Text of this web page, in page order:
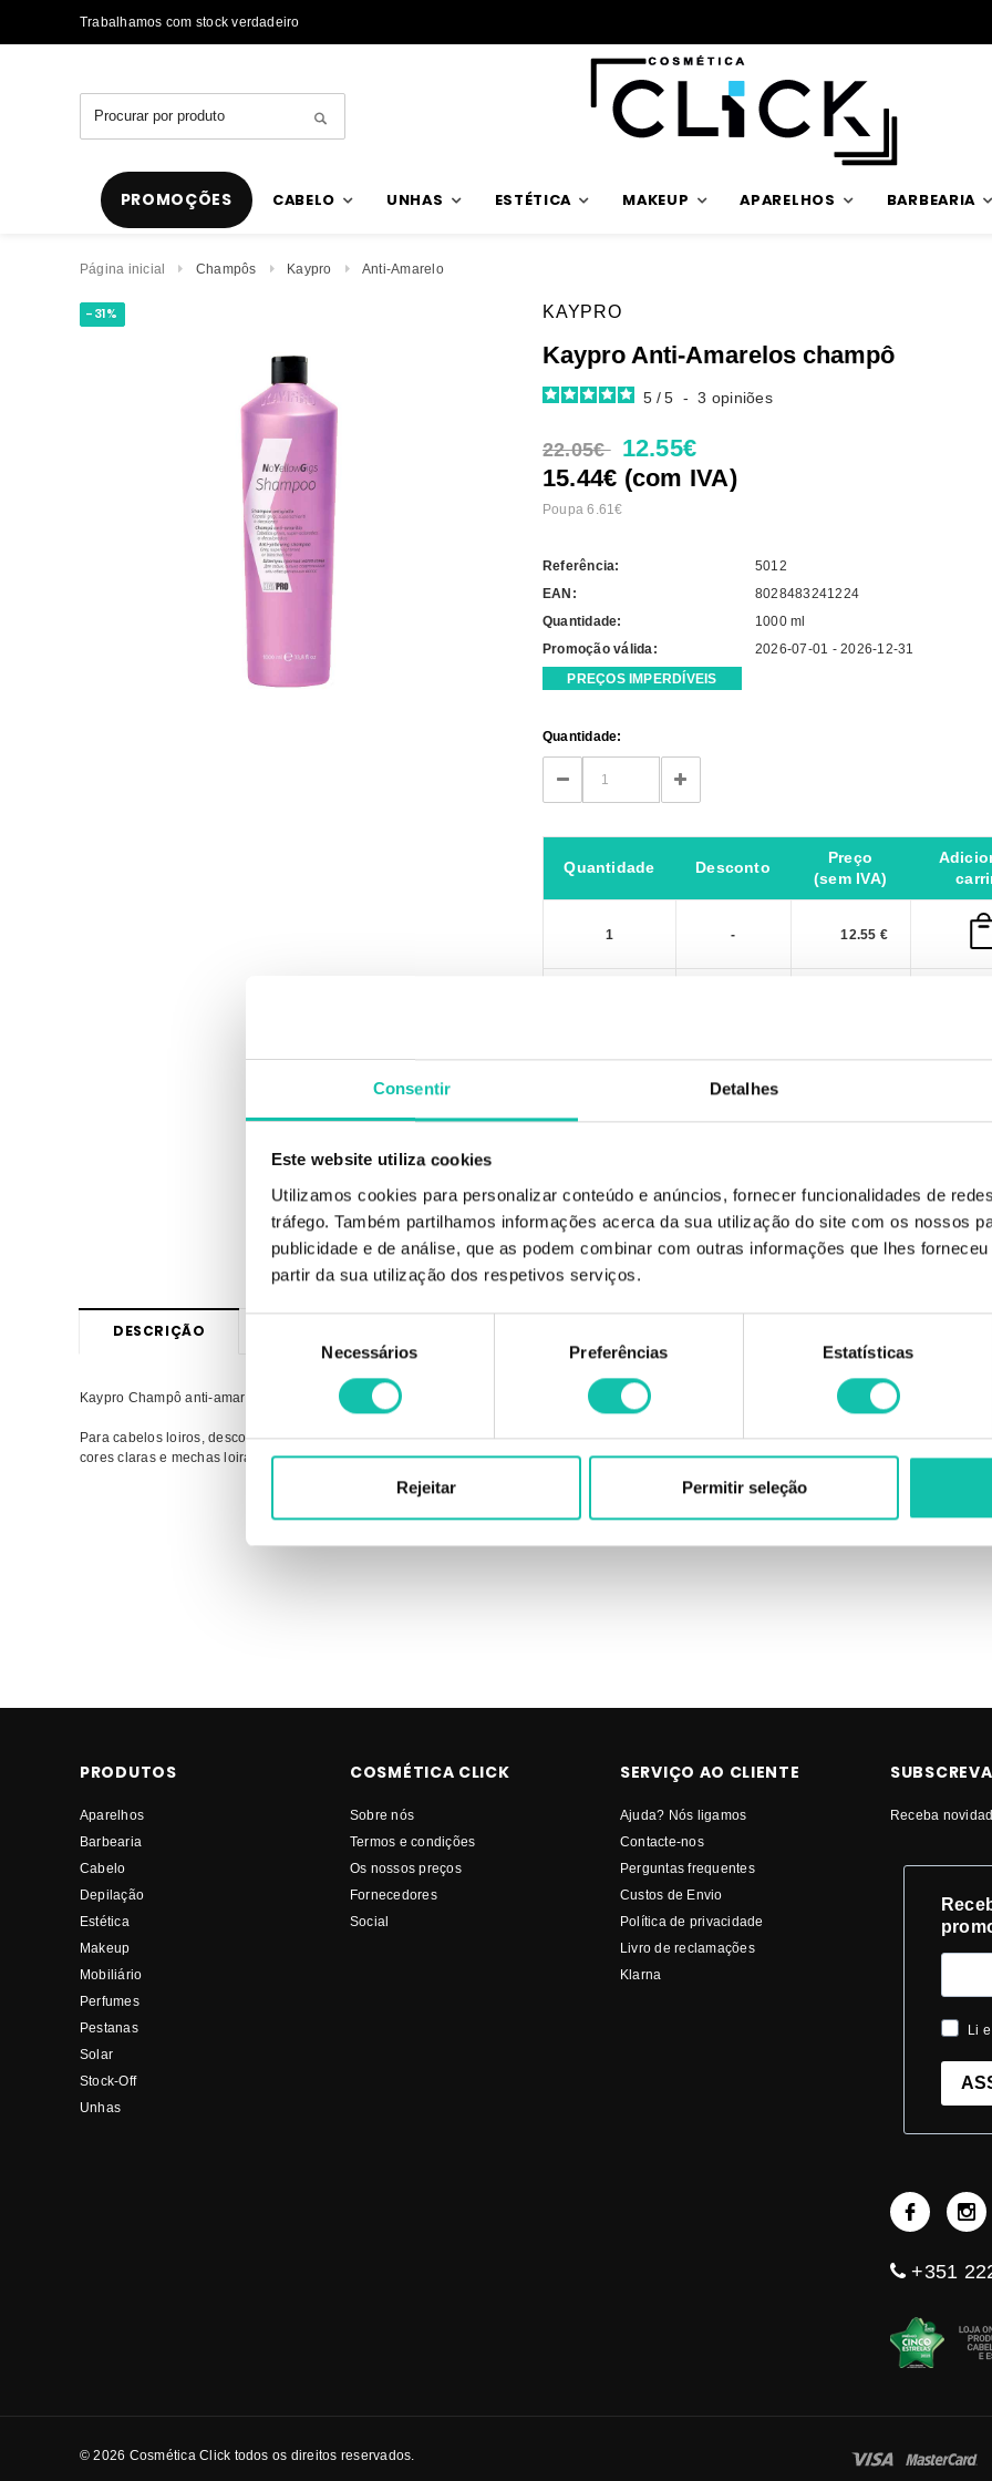
Consentir Detalhes
Este website utiliza cookies
Utilizamos cookies para personalizar conteúdo e anúncios, fornecer funcionalidades de
tráfego. Também partilhamos informações acerca da sua utilização do site com os nossos
publicidade e de análise, que as podem combinar com outras informações que lhes
partir da sua utilização dos respetivos serviços.
consentimento
Necessários Preferências Estatísticas
Rejeitar Permitir seleção
Trabalhamos com stock verdadeiro
PROMOÇÕES CABELO UNHAS ESTÉTICA MAKEUP APARELHOS BARBEARIA
Página inicial Champôs Kaypro Anti-Amarelo
-31% KAYPRO
Kaypro Anti-Amarelos champô
5 / 5 - 3 opiniões
22.05€ 12.55€
15.44€ (com IVA)
Poupa 6.61€
Referência:
5012
EAN:
8028483241224
Quantidade:
1000 ml
Promoção válida:
2026-07-01 - 2026-12-31
PREÇOS IMPERDÍVEIS
Current
Stock:
Quantidade:
DECREASE
QUANTITY:
INCREASE
QUANTITY:
Quantidade Desconto
Preço
(sem IVA)
1 - 12.55 €
DESCRIÇÃO
Kaypro Champô anti-amarelo 1000ml
Para cabelos loiros, descolorados ou grisalhos. A fórmula especial com pigmento violeta tonifica os reflexos amarelos indesejados sobre
cores claras e mechas loiras.
PRODUTOS
Aparelhos
Barbearia
Cabelo
Depilação
Estética
Makeup
Mobiliário
Perfumes
Pestanas
Solar
Stock-Off
Unhas
COSMÉTICA CLICK
Sobre nós
Termos e condições
Os nossos preços
Fornecedores
Social
SERVIÇO AO CLIENTE
Ajuda? Nós ligamos
Contacte-nos
Perguntas frequentes
Custos de Envio
Política de privacidade
Livro de reclamações
Klarna
Receba
Li
+351
© 2026 Cosmética Click todos os direitos reservados.